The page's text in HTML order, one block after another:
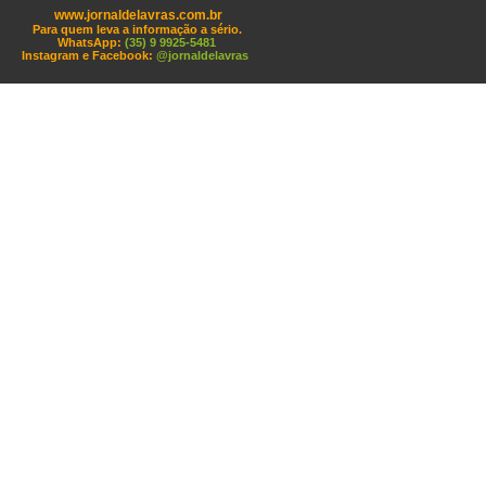
www.jornaldelavras.com.br
Para quem leva a informação a sério.
WhatsApp: (35) 9 9925-5481
Instagram e Facebook: @jornaldelavras